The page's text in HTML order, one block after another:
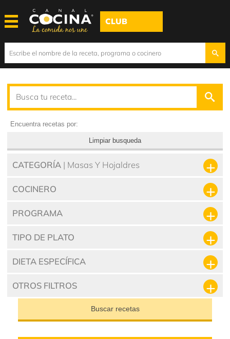
CLUB
Encuentra recetas por:
Limpiar busqueda
CATEGORÍA | Masas Y Hojaldres
COCINERO
PROGRAMA
TIPO DE PLATO
DIETA ESPECÍFICA
OTROS FILTROS
Buscar recetas